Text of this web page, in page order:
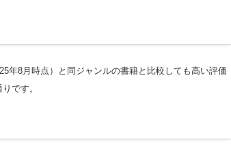
年8月時点）と同ジャンルの書籍と比較しても高い評価
です。